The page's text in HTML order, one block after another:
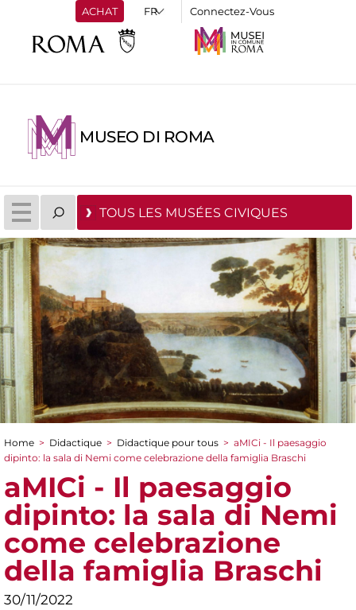
ACHAT Connectez-Vous
MUSEO DI ROMA
TOUS LES MUSÉES CIVIQUES
You are here
Home > Didactique > Didactique pour tous > aMICi - Il paesaggio
dipinto: la sala di Nemi come celebrazione della famiglia Braschi
aMICi - Il paesaggio
dipinto: la sala di Nemi
come celebrazione
della famiglia Braschi
30/11/2022